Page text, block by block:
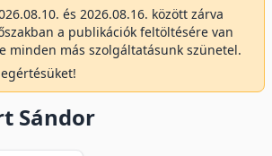
és 2026.08.16. között zárva
a publikációk feltöltésére van
minden más szolgáltatásunk szünetel.
Sándor